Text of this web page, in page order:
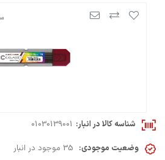
شناسه کالا در انبار: 01030139001
وضعیت موجودی: 35 موجود در انبار